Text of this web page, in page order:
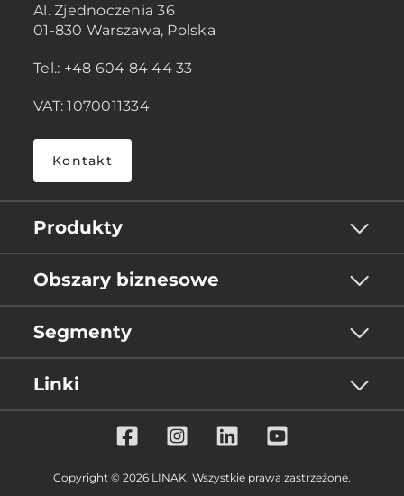
Al. Zjednoczenia 36
01-830 Warszawa, Polska
Tel.: +48 604 84 44 33
VAT: 1070011334
Kontakt
Produkty
Obszary biznesowe
Segmenty
Linki
Copyright © 2026 LINAK. Wszystkie prawa zastrzeżone.